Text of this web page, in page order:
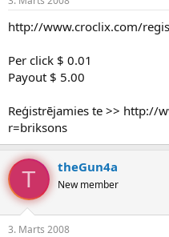
n
a
u
s
ā
ē
j
s
a
u
s
http://www.croclix.com/
Per click $ 0.01
Payout $ 5.00
Reģistrējamies te >> http://
r=briksons
T theGun4a
New member
3. Marts 2008